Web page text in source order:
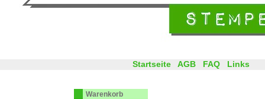
Startseite AGB FAQ Links
Warenkorb